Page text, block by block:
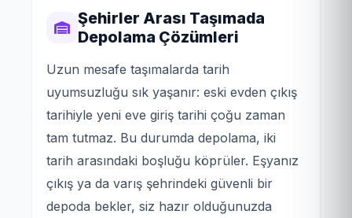
Şehirler Arası Taşımada
Depolama Çözümleri
Uzun mesafe taşımalarda tarih
uyumsuzluğu sık yaşanır: eski evden çıkış
tarihiyle yeni eve giriş tarihi çoğu zaman
tam tutmaz. Bu durumda depolama, iki
tarih arasındaki boşluğu köprüler. Eşyanız
çıkış ya da varış şehrindeki güvenli bir
depoda bekler, siz hazır olduğunuzda